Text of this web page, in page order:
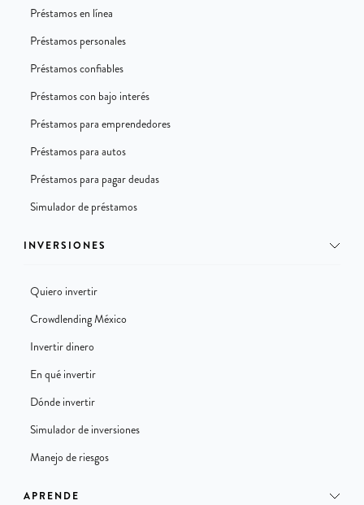
Préstamos en línea
Préstamos personales
Préstamos confiables
Préstamos con bajo interés
Préstamos para emprendedores
Préstamos para autos
Préstamos para pagar deudas
Simulador de préstamos
INVERSIONES
Quiero invertir
Crowdlending México
Invertir dinero
En qué invertir
Dónde invertir
Simulador de inversiones
Manejo de riesgos
APRENDE